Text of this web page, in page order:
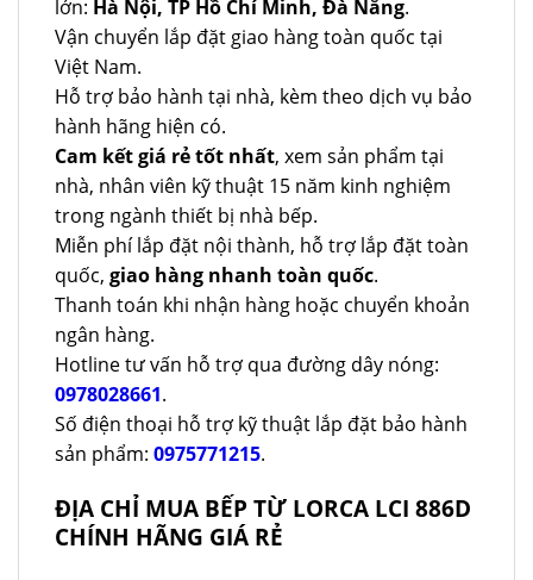
lớn: Hà Nội, TP Hồ Chí Minh, Đà Nẵng.
Vận chuyển lắp đặt giao hàng toàn quốc tại
Việt Nam.
Hỗ trợ bảo hành tại nhà, kèm theo dịch vụ bảo
hành hãng hiện có.
Cam kết giá rẻ tốt nhất, xem sản phẩm tại
nhà, nhân viên kỹ thuật 15 năm kinh nghiệm
trong ngành thiết bị nhà bếp.
Miễn phí lắp đặt nội thành, hỗ trợ lắp đặt toàn
quốc, giao hàng nhanh toàn quốc.
Thanh toán khi nhận hàng hoặc chuyển khoản
ngân hàng.
Hotline tư vấn hỗ trợ qua đường dây nóng:
0978028661.
Số điện thoại hỗ trợ kỹ thuật lắp đặt bảo hành
sản phẩm: 0975771215.
ĐỊA CHỈ MUA BẾP TỪ LORCA LCI 886D
CHÍNH HÃNG GIÁ RẺ